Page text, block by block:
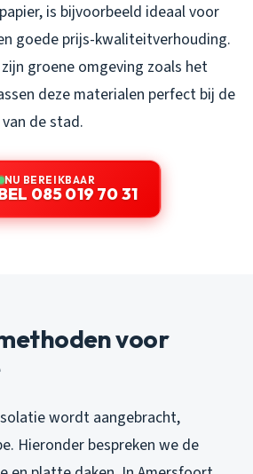
is bijvoorbeeld ideaal voor
goede prijs-kwaliteitverhouding.
groene omgeving zoals het
deze materialen perfect bij de
de stad.
NU BEREIKBAAR
085 019 70 31
voor
wordt aangebracht,
Hieronder bespreken we de